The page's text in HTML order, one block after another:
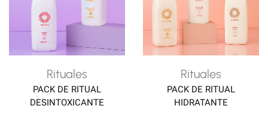
Rituales
PACK DE RITUAL
DESINTOXICANTE
Rituales
PACK DE RITUAL
HIDRATANTE